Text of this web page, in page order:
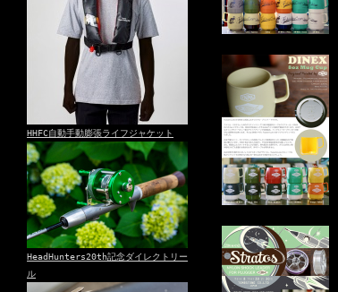
HHFC自動手動膨張ライフジャケット
HeadHunters20th記念ダイレクトリー
ル